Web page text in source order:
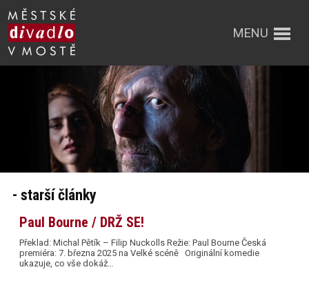
MENU
- starší články
Paul Bourne / DRŽ SE!
Překlad: Michal Pětík – Filip Nuckolls Režie: Paul Bourne Česká
premiéra: 7. března 2025 na Velké scéně Originální komedie
ukazuje, co vše dokáž…